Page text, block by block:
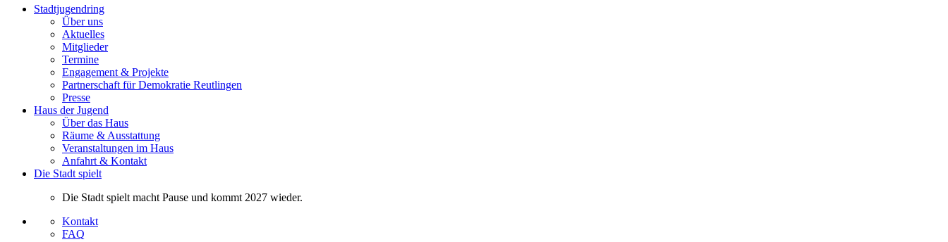
Stadtjugendring
Über uns
Aktuelles
Mitglieder
Termine
Engagement & Projekte
Partnerschaft für Demokratie Reutlingen
Presse
Haus der Jugend
Über das Haus
Räume & Ausstattung
Veranstaltungen im Haus
Anfahrt & Kontakt
Die Stadt spielt
Die Stadt spielt macht Pause und kommt 2027 wieder.
Kontakt
FAQ